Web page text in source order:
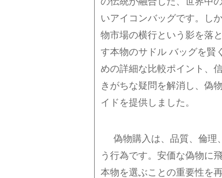
いアイコンバッグです。し
物市場の横行という影を落
す本物のサドル バッグを賢
めの詳細な比較ポイント、
きがちな疑問を解消し、偽
イドを提供しました。
偽物購入は、品質、倫理
う行為です。安価な偽物に
本物を選ぶことの重要性を